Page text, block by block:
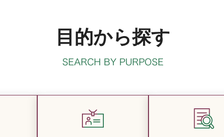
目的から探す